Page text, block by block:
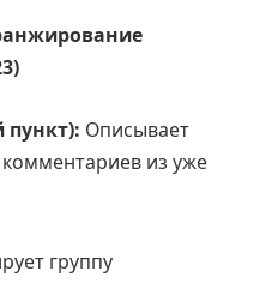
пункт): Описывает
из уже
группу